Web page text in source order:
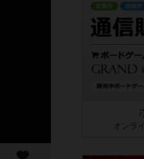
オンラ